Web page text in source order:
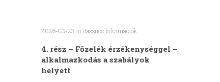
2026-03-23 inHasznos információk
4. rész – Főzelék érzékenységgel –
alkalmazkodás a szabályok
helyett